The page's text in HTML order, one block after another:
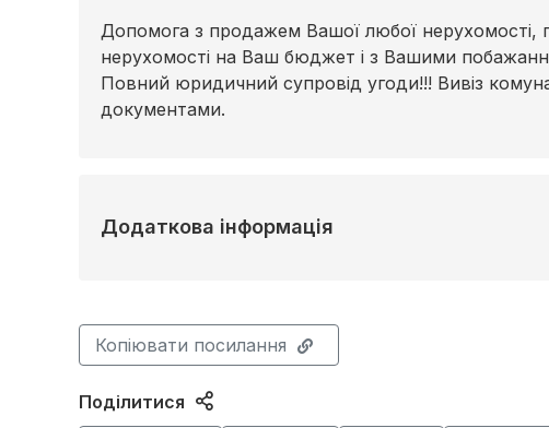
Допомога з продажем Вашої любої нерухомості,
нерухомості на Ваш бюджет і з Вашими
Повний юридичний супровід угоди!!! Вивіз
документами.
Додаткова інформація
Копіювати посилання
Поділитися